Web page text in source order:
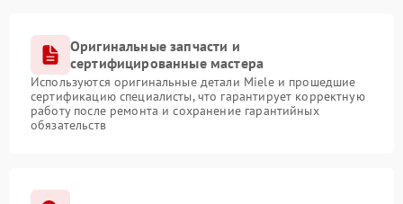
Оригинальные запчасти и
сертифицированные мастера
Используются оригинальные детали Miele и прошедшие
сертификацию специалисты, что гарантирует корректную
работу после ремонта и сохранение гарантийных
обязательств